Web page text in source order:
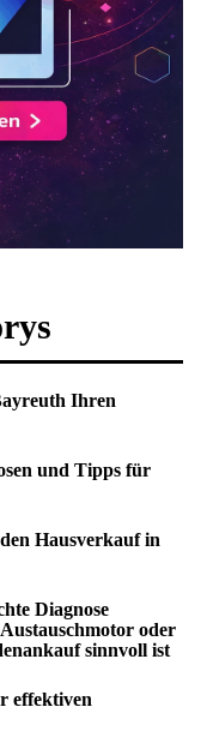
Ihren
und Tipps für
Hausverkauf in
Diagnose
oder
sinnvoll ist
effektiven